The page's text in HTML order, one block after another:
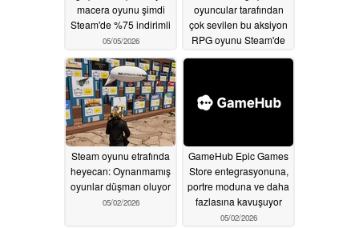
macera oyunu şimdi
Steam'de %75 indirimli
05/05/2026
oyuncular tarafından
çok sevilen bu aksiyon
RPG oyunu Steam'de
%90 indirimde
Steam oyunu etrafında
heyecan: Oynanmamış
oyunlar düşman oluyor
05/02/2026
GameHub Epic Games
Store entegrasyonuna,
portre moduna ve daha
fazlasına kavuşuyor
05/02/2026